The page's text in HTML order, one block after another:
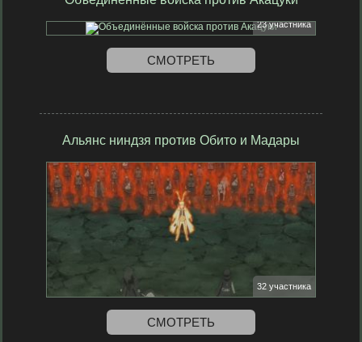
23 участника
СМОТРЕТЬ
Альянс ниндзя против Обито и Мадары
32 участника
СМОТРЕТЬ